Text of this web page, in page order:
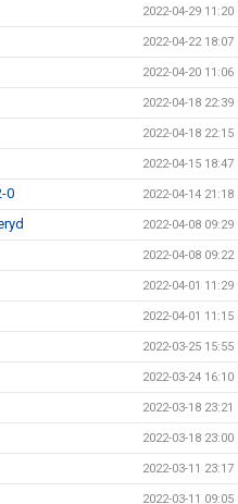
2022-04-29 11:20
2022-04-22 18:07
2022-04-20 11:06
2022-04-18 22:39
2022-04-18 22:15
2022-04-15 18:47
0 2022-04-14 21:18
2022-04-08 09:29
2022-04-08 09:22
2022-04-01 11:29
2022-04-01 11:15
2022-03-25 15:55
2022-03-24 16:10
2022-03-18 23:21
2022-03-18 23:00
2022-03-11 23:17
2022-03-11 09:05